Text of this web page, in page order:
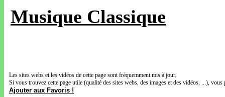
Musique Classique
Les sites webs et les vidéos de cette page sont fréquemment mis à jour.
Si vous trouvez cette page utile (qualité des sites webs, des images et des vidéos, ...),
Ajouter aux Favoris !